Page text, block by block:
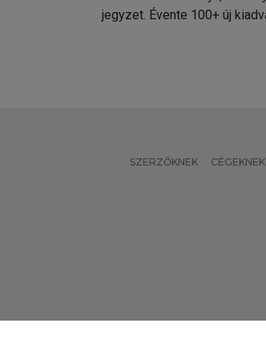
jegyzet. Évente 100+ új
SZERZŐKNEK CÉGEKNEK